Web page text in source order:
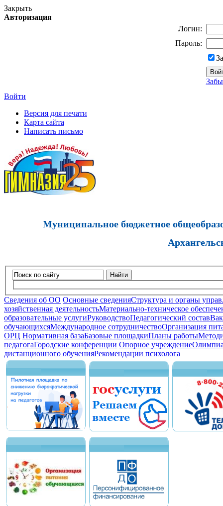
Закрыть
Авторизация
Логин:
Пароль:
Войти
Версия для печати
Карта сайта
Написать письмо
Муниципальное бюджетное
Найти
Сведения об ОО Основные сведенияСтруктура и органы
хозяйственная деятельностьМатериально-техническое
образовательные услугиРуководствоПедагогический состав
обучающихсяМеждународное сотрудничествоОрганизация
ОРЦ Нормативная базаБазовые площадкиПланы работы
педагогаГородские конференции Опорное учреждение
дистанционного обученияРекомендации психолога